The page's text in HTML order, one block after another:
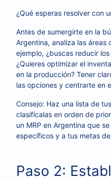
¿Qué esperas resolver con
Antes de sumergirte en la
Argentina, analiza las áreas
ejemplo, ¿buscas reducir
¿Quieres optimizar el
en la producción? Tener
las opciones y centrarte en
Consejo: Haz una lista de
clasifícalas en orden de
un MRP en Argentina que
específicos y a tus metas
Paso 2: